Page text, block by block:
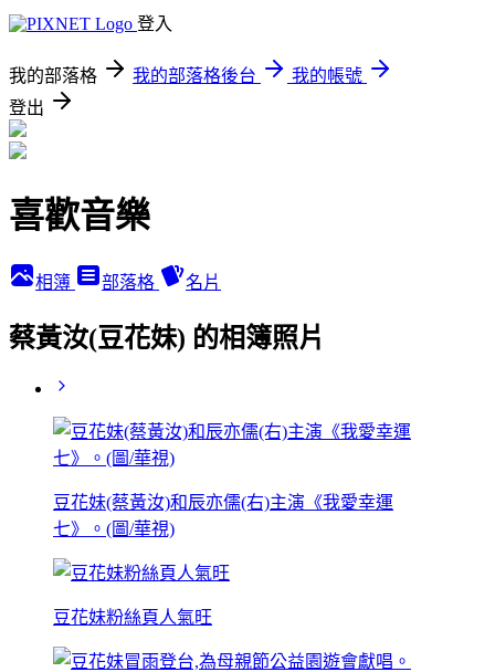
登入
我的部落格 我的部落格後台
我的帳號
登出
喜歡音樂
相簿 部落格 名片
蔡黃汝(豆花妹) 的相簿照片
豆花妹(蔡黃汝)和辰亦儒(右)主演《我愛幸運
七》。(圖/華視)
豆花妹粉絲頁人氣旺